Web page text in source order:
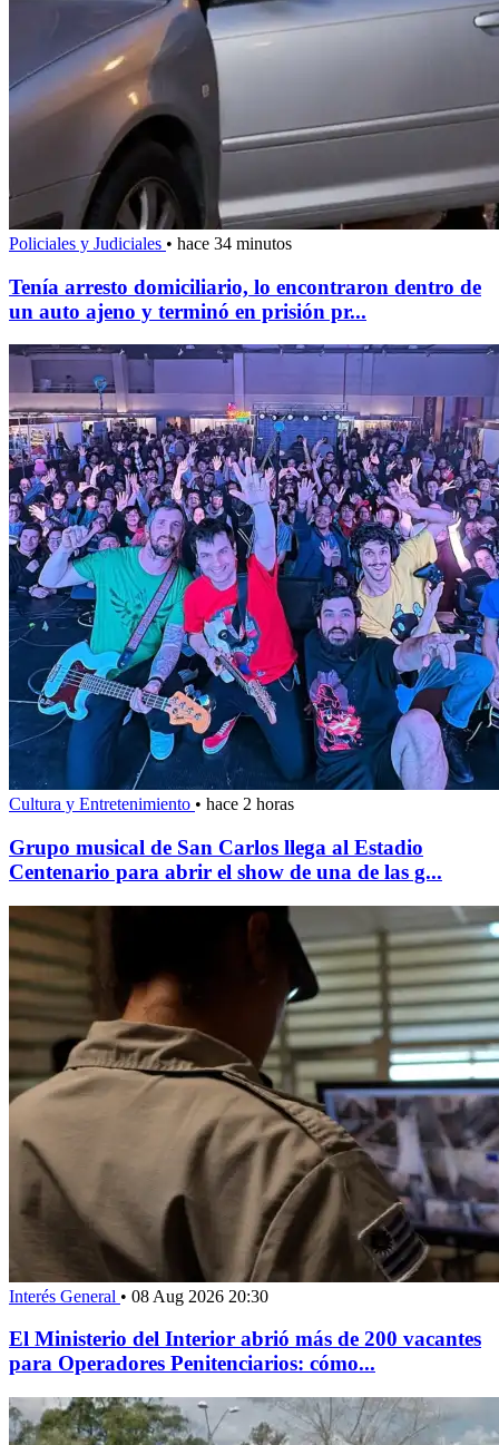
Policiales y Judiciales • hace 34 minutos
Tenía arresto domiciliario, lo encontraron dentro de
un auto ajeno y terminó en prisión pr...
Cultura y Entretenimiento • hace 2 horas
Grupo musical de San Carlos llega al Estadio
Centenario para abrir el show de una de las g...
Interés General • 08 Aug 2026 20:30
El Ministerio del Interior abrió más de 200 vacantes
para Operadores Penitenciarios: cómo...